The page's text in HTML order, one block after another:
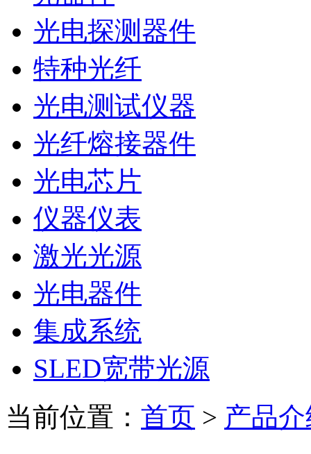
光电探测器件
特种光纤
光电测试仪器
光纤熔接器件
光电芯片
仪器仪表
激光光源
光电器件
集成系统
SLED宽带光源
当前位置： 首页 > 产品